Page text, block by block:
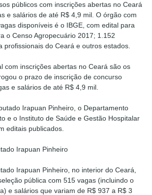
públicos com inscrições abertas no Ceará
e salários de até R$ 4,9 mil. O órgão com
disponíveis é o IBGE, com edital para
o Censo Agropecuário 2017; 1.152
profissionais do Ceará e outros estados.
com inscrições abertas no Ceará são os
o prazo de inscrição de concurso
e salários de até R$ 4,9 mil.
Irapuan Pinheiro, o Departamento
e o Instituto de Saúde e Gestão Hospitalar
editais publicados.
Irapuan Pinheiro
Irapuan Pinheiro, no interior do Ceará,
pública com 515 vagas (incluindo o
e salários que variam de R$ 937 a R$ 3